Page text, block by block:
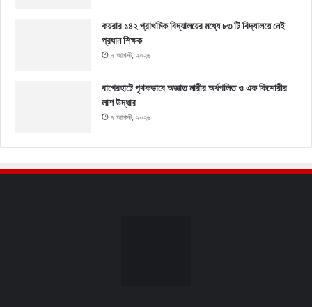
কয়রার ১৪২ প্রাথমিক বিদ্যালয়ের মধ্যে ৮৩ টি বিদ্যালয়ে নেই
প্রধান শিক্ষক
৭ আগস্ট, ২০২৬
বাগেরহাটে পৃথকভাবে অজ্ঞাত নারীর অর্ধগলিত ও এক কিশোরীর
লাশ উদ্ধার
৭ আগস্ট, ২০২৬